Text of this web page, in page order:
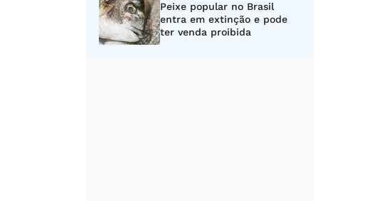
Peixe popular no Brasil
entra em extinção e pode
ter venda proibida